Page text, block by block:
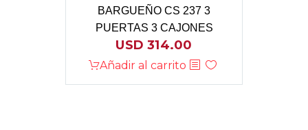
BARGUEÑO CS 237 3
PUERTAS 3 CAJONES
USD314.00
Añadir al carrito